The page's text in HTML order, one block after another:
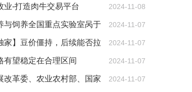
2024-11-08
业-打造肉牛交易平台
2024-11-07
与饲养全国重点实验室呙于
队在肠道微生物调控蛋鸡骨骼发育方面
进展
2024-11-07
家】豆价僵持，后续能否拉
2024-11-07
有望稳定在合理区间
2024-11-07
改革委、农业农村部、国家